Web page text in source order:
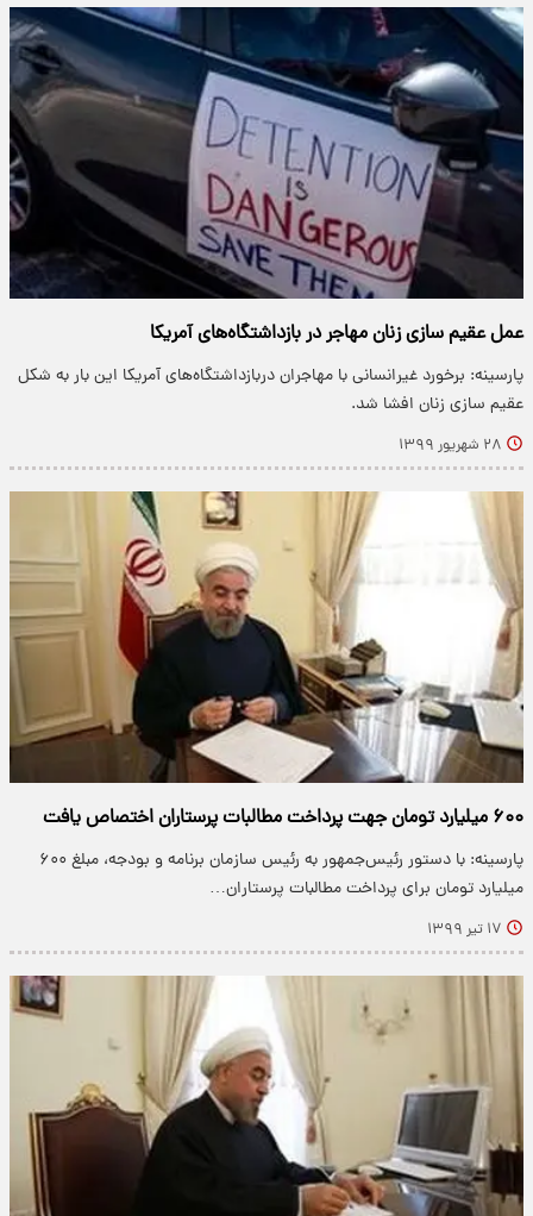
عمل عقیم سازی زنان مهاجر در بازداشتگاه‌های آمریکا
پارسینه: برخورد غیرانسانی با مهاجران دربازداشتگاه‌های آمریکا این بار به شکل
عقیم سازی زنان افشا شد.
۲۸ شهریور ۱۳۹۹
۶۰۰ میلیارد تومان جهت پرداخت مطالبات پرستاران اختصاص یافت
پارسینه: با دستور رئیس‌جمهور به رئیس سازمان برنامه و بودجه، مبلغ ۶۰۰
میلیارد تومان برای پرداخت مطالبات پرستاران…
۱۷ تیر ۱۳۹۹